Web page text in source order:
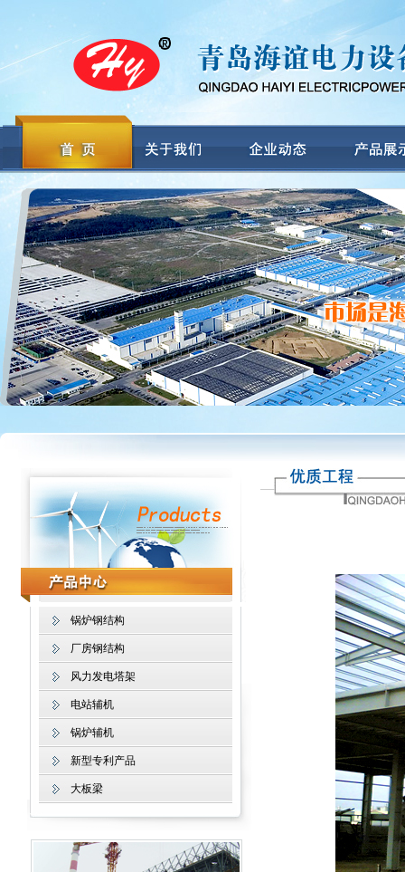
锅炉钢结构
厂房钢结构
风力发电塔架
电站辅机
锅炉辅机
新型专利产品
大板梁